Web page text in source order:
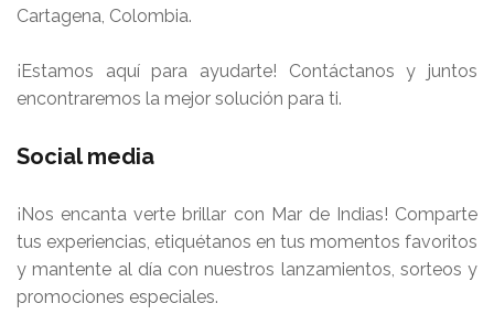
Cartagena, Colombia.
¡Estamos aquí para ayudarte! Contáctanos y juntos
encontraremos la mejor solución para ti.
Social media
¡Nos encanta verte brillar con Mar de Indias! Comparte
tus experiencias, etiquétanos en tus momentos favoritos
y mantente al día con nuestros lanzamientos, sorteos y
promociones especiales.